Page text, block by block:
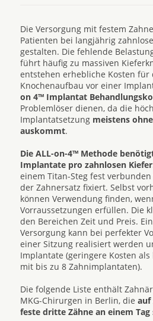
Die Versorgung mit festem
Patienten bei langjährig
gestalten. Die fehlende
führt häufig zu massiven
entstehen erhebliche Kosten für
Knochenaufbau vor einer
on 4™ Implantat
Problemlöser dienen, da die
Implantatsetzung meistens
auskommt.
Die ALL-on-4™ Methode
Implantate pro zahnlosen Kiefer
einem Titan-Steg fest
der Zahnersatz fixiert. Selbst
können Verwendung finden,
Vorraussetzungen erfüllen. Die
den Bereichen Zeit und Preis.
Versorgung kann bei perfekter
einer Sitzung realisiert werden
Implantate (geringere Kosten
mit bis zu 8 Zahnimplantaten).
Die folgende Liste enthält
MKG-Chirurgen in Berlin, die auf
feste dritte Zähne an einem